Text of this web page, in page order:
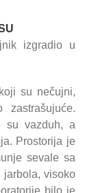
izgradio u
su nečujni,
su vazduh, a
Prostorija je
sevale sa
jarbola, visoko